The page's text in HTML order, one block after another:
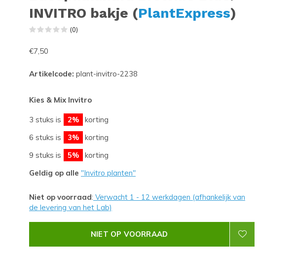
INVITRO bakje (PlantExpress)
(0)
€7,50
Artikelcode: plant-invitro-2238
Kies & Mix Invitro
3 stuks is 2%
korting
6 stuks is
3%
korting
9 stuks is
5%
korting
Geldig op alle ''Invitro planten''
Niet op voorraad: Verwacht 1 - 12 werkdagen (afhankelijk van
de levering van het Lab)
NIET OP VOORRAAD